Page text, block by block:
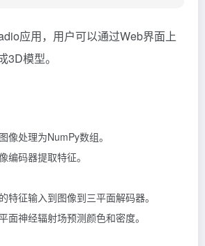
应用，用户可以通过Web界面上
3D模型。
像处理为NumPy数组。
编码器提取特征。
特征输入到图像到三平面解码器。
面神经辐射场预测颜色和密度。